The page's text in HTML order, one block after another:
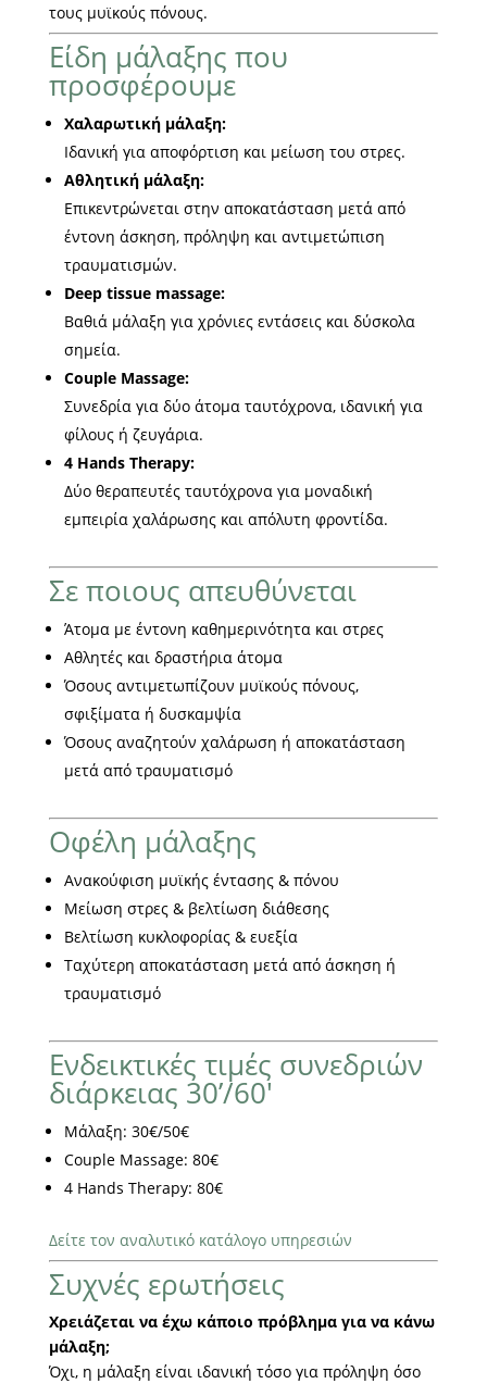
τους μυϊκούς πόνους.
Είδη μάλαξης που
προσφέρουμε
Χαλαρωτική μάλαξη:
Ιδανική για αποφόρτιση και μείωση του στρες.
Αθλητική μάλαξη:
Επικεντρώνεται στην αποκατάσταση μετά από
έντονη άσκηση, πρόληψη και αντιμετώπιση
τραυματισμών.
Deep tissue massage:
Βαθιά μάλαξη για χρόνιες εντάσεις και δύσκολα
σημεία.
Couple Massage:
Συνεδρία για δύο άτομα ταυτόχρονα, ιδανική για
φίλους ή ζευγάρια.
4 Hands Therapy:
Δύο θεραπευτές ταυτόχρονα για μοναδική
εμπειρία χαλάρωσης και απόλυτη φροντίδα.
Σε ποιους απευθύνεται
Άτομα με έντονη καθημερινότητα και στρες
Αθλητές και δραστήρια άτομα
Όσους αντιμετωπίζουν μυϊκούς πόνους,
σφιξίματα ή δυσκαμψία
Όσους αναζητούν χαλάρωση ή αποκατάσταση
μετά από τραυματισμό
Οφέλη μάλαξης
Ανακούφιση μυϊκής έντασης & πόνου
Μείωση στρες & βελτίωση διάθεσης
Βελτίωση κυκλοφορίας & ευεξία
Ταχύτερη αποκατάσταση μετά από άσκηση ή
τραυματισμό
Ενδεικτικές τιμές συνεδριών
διάρκειας 30’/60′
Μάλαξη: 30€/50€
Couple Massage: 80€
4 Hands Therapy: 80€
Δείτε τον αναλυτικό κατάλογο υπηρεσιών
Συχνές ερωτήσεις
Χρειάζεται να έχω κάποιο πρόβλημα για να κάνω
μάλαξη;
Όχι, η μάλαξη είναι ιδανική τόσο για πρόληψη όσο